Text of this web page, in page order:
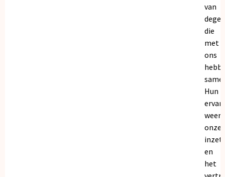
van
die
met
ons
Hun
onze
inzet
en
het